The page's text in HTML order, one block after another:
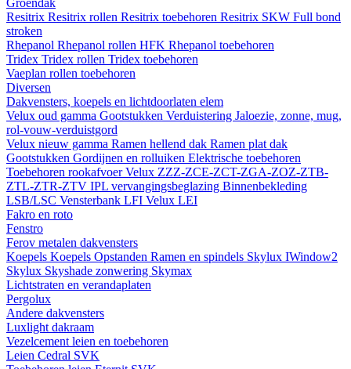
Groendak
Resitrix Resitrix rollen Resitrix toebehoren Resitrix SKW Full bond
stroken
Rhepanol Rhepanol rollen HFK Rhepanol toebehoren
Tridex Tridex rollen Tridex toebehoren
Vaeplan rollen toebehoren
Diversen
Dakvensters, koepels en lichtdoorlaten elem
Velux oud gamma Gootstukken Verduistering Jaloezie, zonne, mug,
rol-vouw-verduistgord
Velux nieuw gamma Ramen hellend dak Ramen plat dak
Gootstukken Gordijnen en rolluiken Elektrische toebehoren
Toebehoren rookafvoerVelux ZZZ-ZCE-ZCT-ZGA-ZOZ-ZTB-
ZTL-ZTR-ZTV IPL vervangingsbeglazing Binnenbekleding
LSB/LSC Vensterbank LFI Velux LEI
Fakro en roto
Fenstro
Ferov metalen dakvensters
Koepels Koepels Opstanden Ramen en spindels Skylux IWindow2
Skylux Skyshade zonwering Skymax
Lichtstraten en verandaplaten
Pergolux
Andere dakvensters
Luxlight dakraam
Vezelcement leien en toebehoren
Leien Cedral SVK